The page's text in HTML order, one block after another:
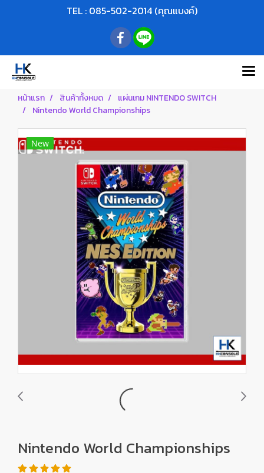
TEL : 085-502-2014 (คุณแบงค์)
หน้าแรก สินค้าทั้งหมด
แผ่นเกม NINTENDO SWITCH
Nintendo World Championships
New
Nintendo World Championships